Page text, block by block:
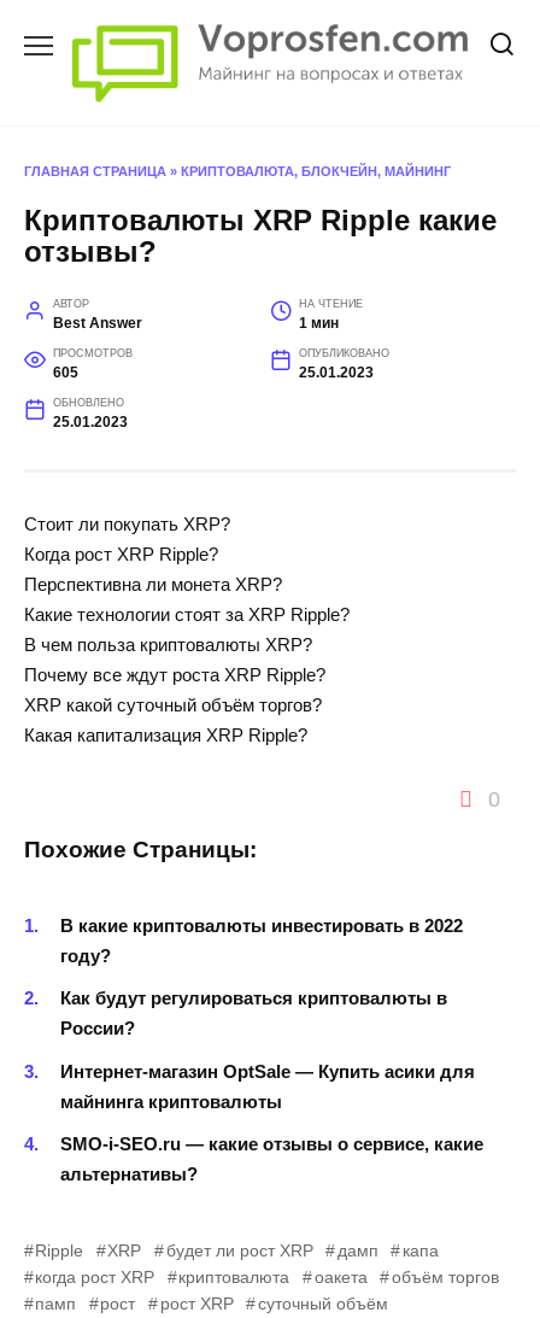
ГЛАВНАЯ СТРАНИЦА » КРИПТОВАЛЮТА, БЛОКЧЕЙН, МАЙНИНГ
Криптовалюты XRP Ripple какие
отзывы?
АВТОР
Best Answer
НА ЧТЕНИЕ
1 мин
ПРОСМОТРОВ
605
ОПУБЛИКОВАНО
25.01.2023
ОБНОВЛЕНО
25.01.2023
Стоит ли покупать XRP?
Когда рост XRP Ripple?
Перспективна ли монета XRP?
Какие технологии стоят за XRP Ripple?
В чем польза криптовалюты XRP?
Почему все ждут роста XRP Ripple?
XRP какой суточный объём торгов?
Какая капитализация XRP Ripple?
0
Похожие Страницы:
В какие криптовалюты инвестировать в 2022
году?
Как будут регулироваться криптовалюты в
России?
Интернет-магазин OptSale — Купить асики для
майнинга криптовалюты
SMO-i-SEO.ru — какие отзывы о сервисе, какие
альтернативы?
Ripple XRP будет ли рост XRP дамп
капа
когда рост XRP
криптовалюта оакета
объём торгов
памп
рост рост XRP суточный объём